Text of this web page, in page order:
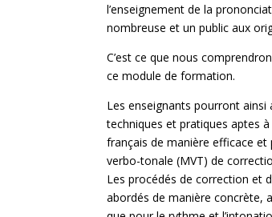
l’enseignement de la
nombreuse et un public aux
C’est ce que nous
ce module de formation.
Les enseignants pourront ainsi
techniques et pratiques aptes
français de manière efficace
verbo-tonale (MVT) de
Les procédés de correction et
abordés de manière concrète,